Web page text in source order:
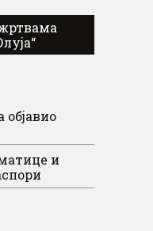
објавио
и